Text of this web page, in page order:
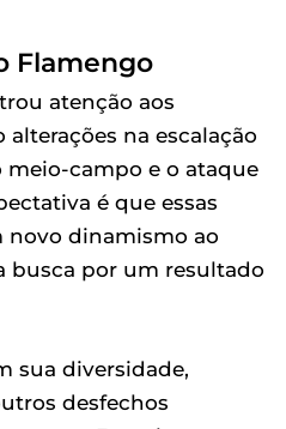
Flamengo
atenção aos
na escalação
campo e o ataque
é que essas
novo dinamismo ao
busca por um resultado
sua diversidade,
desfechos